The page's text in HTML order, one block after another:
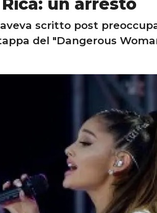
scritto post
del "Dangerous